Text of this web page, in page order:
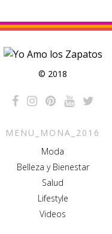
© 2018
MENU_MONA_2016
Moda
Belleza y Bienestar
Salud
Lifestyle
Videos